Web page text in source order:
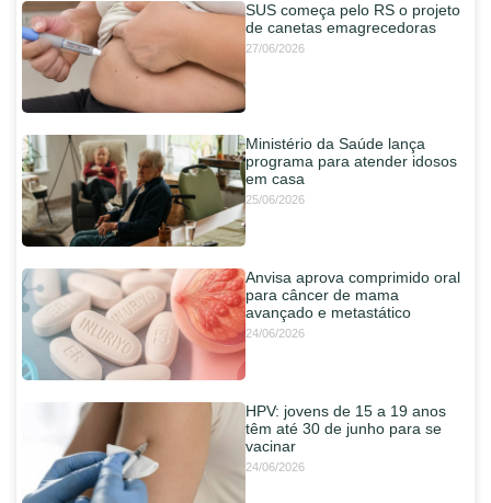
SUS começa pelo RS o projeto
de canetas emagrecedoras
27/06/2026
Ministério da Saúde lança
programa para atender idosos
em casa
25/06/2026
Anvisa aprova comprimido oral
para câncer de mama
avançado e metastático
24/06/2026
HPV: jovens de 15 a 19 anos
têm até 30 de junho para se
vacinar
24/06/2026